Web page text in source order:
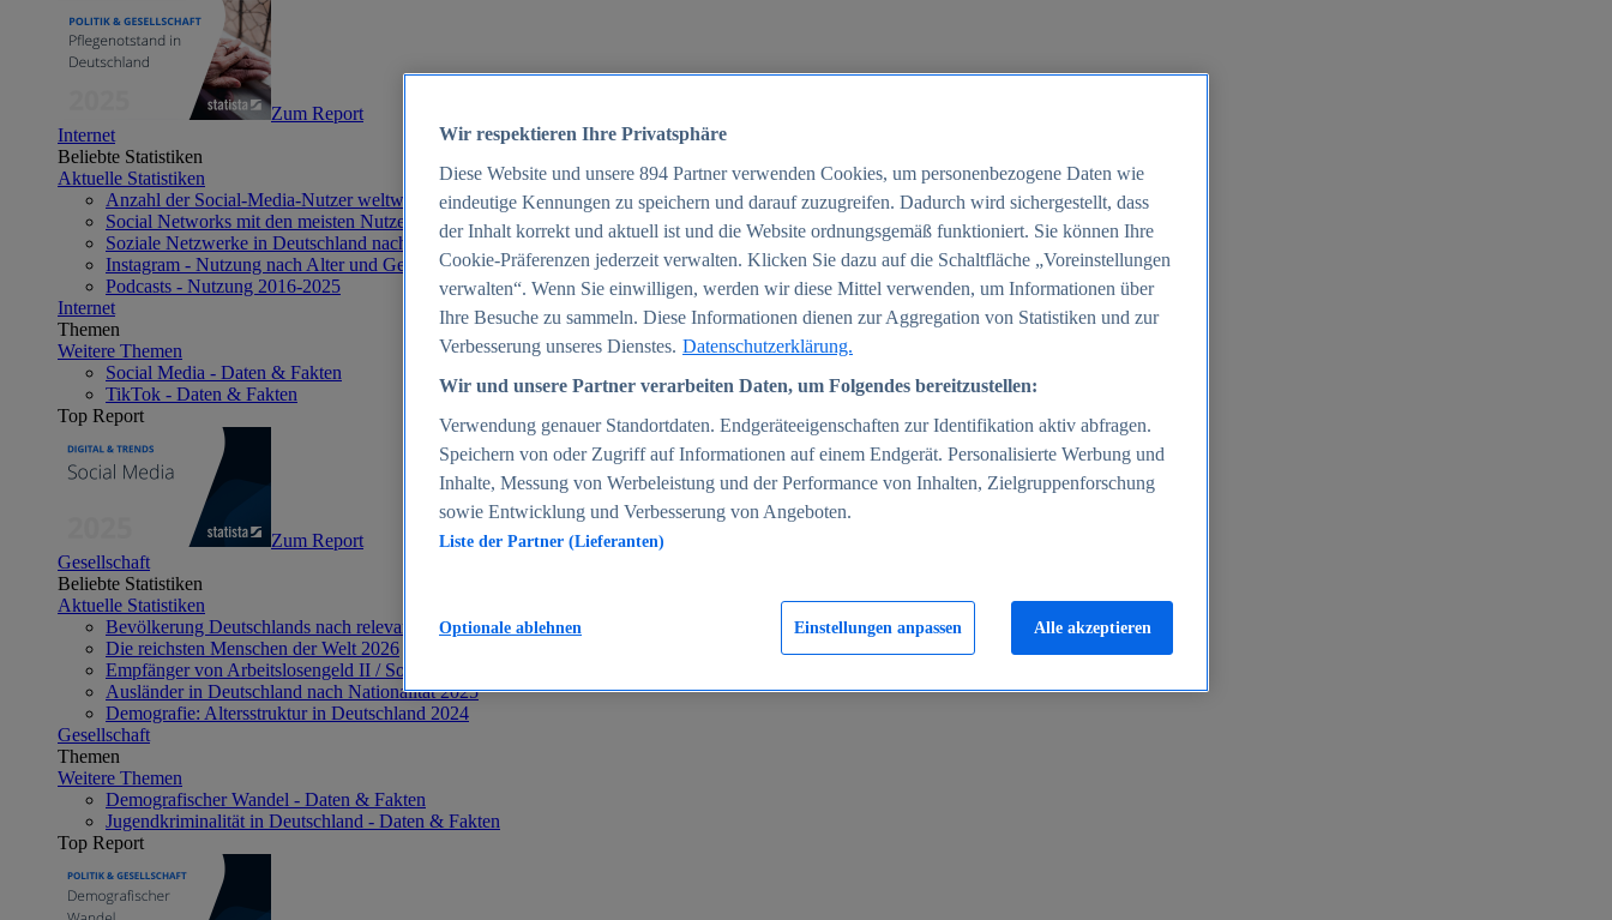
Zum Report
Internet
Beliebte Statistiken
Aktuelle Statistiken
Anzahl der Social-Media-Nutzer weltweit 2012-2025
Social Networks mit den meisten Nutzern weltweit 2025
Soziale Netzwerke in Deutschland nach Generationen 2025
Instagram - Nutzung nach Alter und Geschlecht in Deutschland 2025
Podcasts - Nutzung 2016-2025
Internet
Themen
Weitere Themen
Social Media - Daten & Fakten
TikTok - Daten & Fakten
Top Report
Zum Report
Gesellschaft
Beliebte Statistiken
Aktuelle Statistiken
Bevölkerung Deutschlands nach relevanten Altersgruppen 2024
Die reichsten Menschen der Welt 2026
Empfänger von Arbeitslosengeld II / Sozialgeld / Bürgergeld in Deutschland 2005-2025
Ausländer in Deutschland nach Nationalität 2025
Demografie: Altersstruktur in Deutschland 2024
Gesellschaft
Themen
Weitere Themen
Demografischer Wandel - Daten & Fakten
Jugendkriminalität in Deutschland - Daten & Fakten
Top Report
Wir respektieren Ihre Privatsphäre
Diese Website und unsere 894 Partner verwenden Cookies, um personenbezogene Daten wie
eindeutige Kennungen zu speichern und darauf zuzugreifen. Dadurch wird sichergestellt, dass
der Inhalt korrekt und aktuell ist und die Website ordnungsgemäß funktioniert. Sie können Ihre
Cookie-Präferenzen jederzeit verwalten. Klicken Sie dazu auf die Schaltfläche „Voreinstellungen
verwalten“. Wenn Sie einwilligen, werden wir diese Mittel verwenden, um Informationen über
Ihre Besuche zu sammeln. Diese Informationen dienen zur Aggregation von Statistiken und zur
Verbesserung unseres Dienstes. Datenschutzerklärung.
Wir und unsere Partner verarbeiten Daten, um Folgendes bereitzustellen:
Verwendung genauer Standortdaten. Endgeräteeigenschaften zur Identifikation aktiv abfragen.
Speichern von oder Zugriff auf Informationen auf einem Endgerät. Personalisierte Werbung und
Inhalte, Messung von Werbeleistung und der Performance von Inhalten, Zielgruppenforschung
sowie Entwicklung und Verbesserung von Angeboten.
Liste der Partner (Lieferanten)
Einstellungen anpassen
Optionale ablehnen Alle akzeptieren